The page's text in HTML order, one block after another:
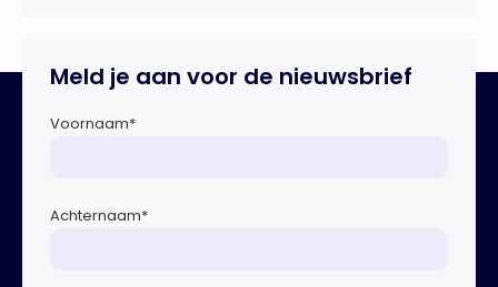
Meld je aan voor de nieuwsbrief
Voornaam*
Achternaam*